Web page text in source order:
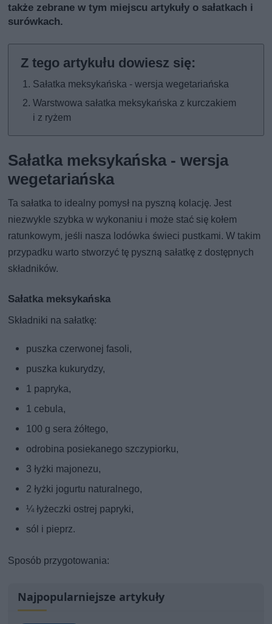
także zebrane w tym miejscu artykuły o sałatkach i
surówkach.
Sałatka meksykańska - wersja wegetariańska
Warstwowa sałatka meksykańska z kurczakiem
i z ryżem
Sałatka meksykańska - wersja
wegetariańska
Ta sałatka to idealny pomysł na pyszną kolację. Jest
niezwykle szybka w wykonaniu i może stać się kołem
ratunkowym, jeśli nasza lodówka świeci pustkami. W takim
przypadku warto stworzyć tę pyszną sałatkę z dostępnych
składników.
Sałatka meksykańska
Składniki na sałatkę:
puszka czerwonej fasoli,
puszka kukurydzy,
1 papryka,
1 cebula,
100 g sera żółtego,
odrobina posiekanego szczypiorku,
3 łyżki majonezu,
2 łyżki jogurtu naturalnego,
¼ łyżeczki ostrej papryki,
sól i pieprz.
Sposób przygotowania:
Najpopularniejsze artykuły